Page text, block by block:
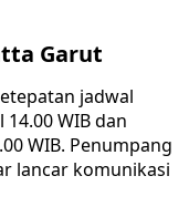
Garut
jadwal
WIB dan
WIB. Penumpang
lancar komunikasi